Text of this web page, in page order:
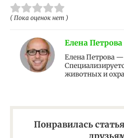
( Пока оценок нет )
Елена Петрова
Елена Петрова —
животных и
Понравилась